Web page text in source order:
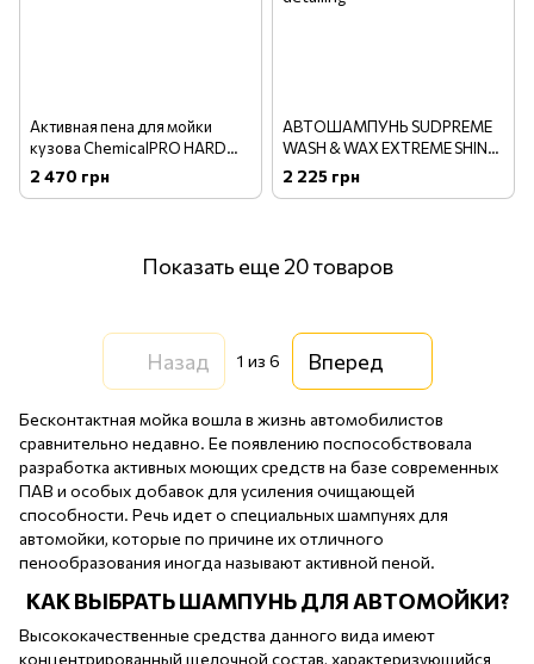
Активная пена для мойки
кузова ChemicalPRO HARD
Wash 22кг
2 470 грн
АВТОШАМПУНЬ SUDPREME
WASH & WAX EXTREME SHINE
FOAMING CAR WASH SOAP -
2 225 грн
Показать еще 20 товаров
Назад 1 из 6 Вперед
Бесконтактная мойка вошла в жизнь автомобилистов
сравнительно недавно. Ее появлению поспособствовала
разработка активных моющих средств на базе современных
ПАВ и особых добавок для усиления очищающей
способности. Речь идет о специальных шампунях для
автомойки, которые по причине их отличного
пенообразования иногда называют активной пеной.
КАК ВЫБРАТЬ ШАМПУНЬ ДЛЯ АВТОМОЙКИ?
Высококачественные средства данного вида имеют
концентрированный щелочной состав, характеризующийся